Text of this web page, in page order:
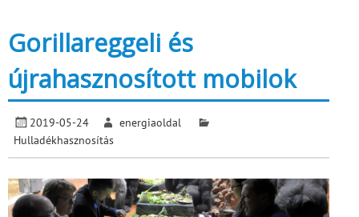
Gorillareggeli és
újrahasznosított mobilok
2019-05-24
energiaoldal
Hulladékhasznosítás